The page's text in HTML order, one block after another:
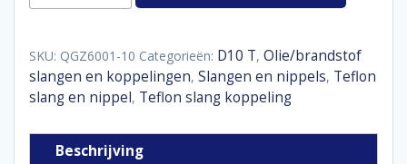
D10
aantal
SKU: QGZ6001-10 Categorieën: D10 T, Olie/brandstof
slangen en koppelingen, Slangen en nippels, Teflon
slang en nippel, Teflon slang koppeling
Beschrijving